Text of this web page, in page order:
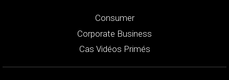
Consumer
Corporate Business
Cas Vidéos Primés